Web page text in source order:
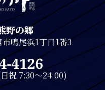
野の郷
鳴尾浜1丁目1番3
祝 7:30～24:00)